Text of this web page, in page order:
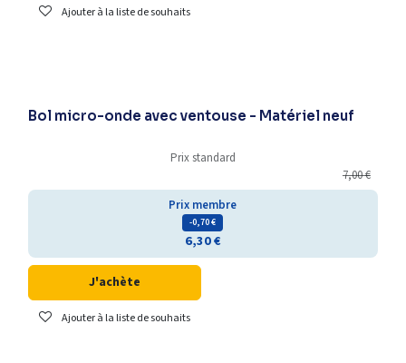
Ajouter à la liste de souhaits
Bol micro-onde avec ventouse - Matériel neuf
Prix standard
7,00€
Prix membre
- 0,70€
6,30€
J'achète
Ajouter à la liste de souhaits